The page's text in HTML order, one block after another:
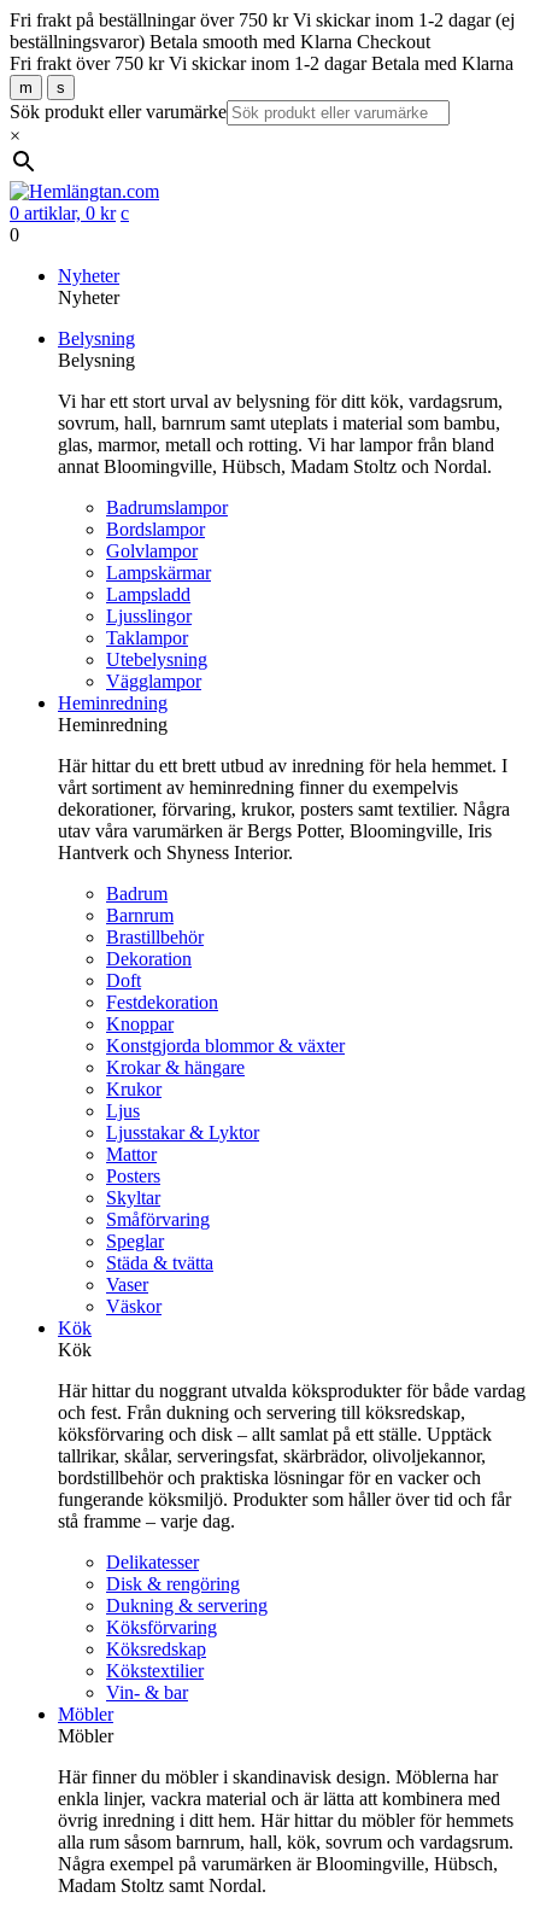
Fri frakt på beställningar över 750 kr Vi skickar inom 1-2 dagar (ej
beställningsvaror) Betala smooth med Klarna Checkout
Fri frakt över 750 kr Vi skickar inom 1-2 dagar Betala med Klarna
m s
Sök produkt eller varumärke
×
0 artiklar, 0 kr c
0
innehåll
Nyheter
Nyheter
Belysning
Belysning
Vi har ett stort urval av belysning för ditt kök, vardagsrum,
sovrum, hall, barnrum samt uteplats i material som bambu,
glas, marmor, metall och rotting. Vi har lampor från bland
annat Bloomingville, Hübsch, Madam Stoltz och Nordal.
Badrumslampor
Bordslampor
Golvlampor
Lampskärmar
Lampsladd
Ljusslingor
Taklampor
Utebelysning
Vägglampor
Heminredning
Heminredning
Här hittar du ett brett utbud av inredning för hela hemmet. I
vårt sortiment av heminredning finner du exempelvis
dekorationer, förvaring, krukor, posters samt textilier. Några
utav våra varumärken är Bergs Potter, Bloomingville, Iris
Hantverk och Shyness Interior.
Badrum
Barnrum
Brastillbehör
Dekoration
Doft
Festdekoration
Knoppar
Konstgjorda blommor & växter
Krokar & hängare
Krukor
Ljus
Ljusstakar & Lyktor
Mattor
Posters
Skyltar
Småförvaring
Speglar
Städa & tvätta
Vaser
Väskor
Kök
Kök
Här hittar du noggrant utvalda köksprodukter för både vardag
och fest. Från dukning och servering till köksredskap,
köksförvaring och disk – allt samlat på ett ställe. Upptäck
tallrikar, skålar, serveringsfat, skärbrädor, olivoljekannor,
bordstillbehör och praktiska lösningar för en vacker och
fungerande köksmiljö. Produkter som håller över tid och får
stå framme – varje dag.
Delikatesser
Disk & rengöring
Dukning & servering
Köksförvaring
Köksredskap
Kökstextilier
Vin- & bar
Möbler
Möbler
Här finner du möbler i skandinavisk design. Möblerna har
enkla linjer, vackra material och är lätta att kombinera med
övrig inredning i ditt hem. Här hittar du möbler för hemmets
alla rum såsom barnrum, hall, kök, sovrum och vardagsrum.
Några exempel på varumärken är Bloomingville, Hübsch,
Madam Stoltz samt Nordal.